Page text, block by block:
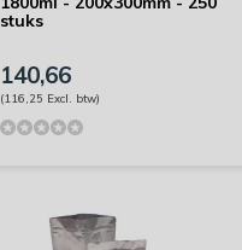
stuks
140,66
(116,25 Excl. btw)